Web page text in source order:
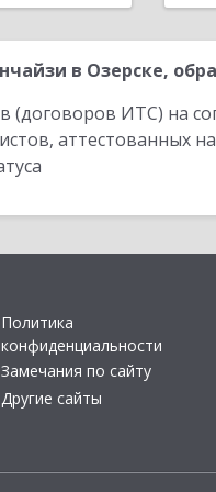
в Озерске,
(договоров ИТС) на
аттестованных
Политика
конфиденциальности
Замечания по сайту
Другие сайты